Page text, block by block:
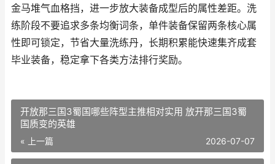
金马堆气血格挡，进一步放大装备成型后的属性差距。洗
练阶段不要追求多条均衡词条，单件装备保留两条核心属
性即可锁定，节省大量洗练丹，长期积累能快速集齐成套
毕业装备，稳定拿下各类方法排行奖励。
开放那三国3蜀国哪些阵型主推相对实用 放开那三国3蜀
国质变的英雄
« 上一篇 2026-07-07